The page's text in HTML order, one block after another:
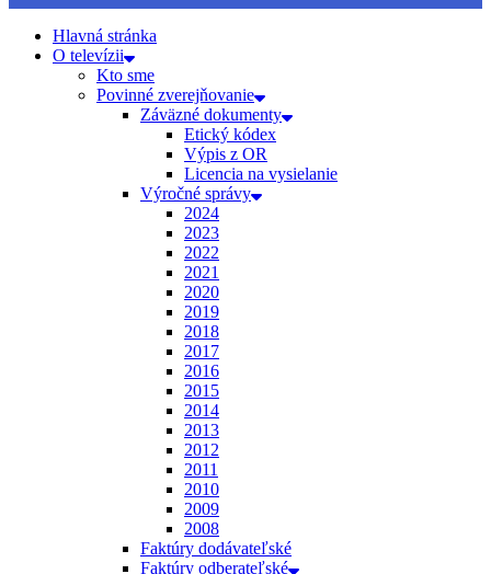
Hlavná stránka
O televízii
Kto sme
Povinné zverejňovanie
Záväzné dokumenty
Etický kódex
Výpis z OR
Licencia na vysielanie
Výročné správy
2024
2023
2022
2021
2020
2019
2018
2017
2016
2015
2014
2013
2012
2011
2010
2009
2008
Faktúry dodávateľské
Faktúry odberateľské